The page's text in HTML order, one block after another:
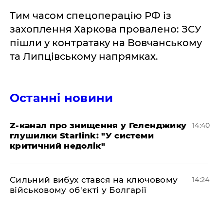
Тим часом спецоперацію РФ із
захоплення Харкова провалено: ЗСУ
пішли у контратаку на Вовчанському
та Липцівському напрямках.
Останні новини
Z-канал про знищення у Геленджику
глушилки Starlink: "У системи
критичний недолік"
14:40
Сильний вибух стався на ключовому
військовому об'єкті у Болгарії
14:24